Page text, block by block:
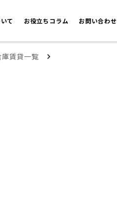
て お役立ちコラム お問い合わせ
賃貸一覧